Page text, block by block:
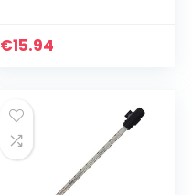
€15.94